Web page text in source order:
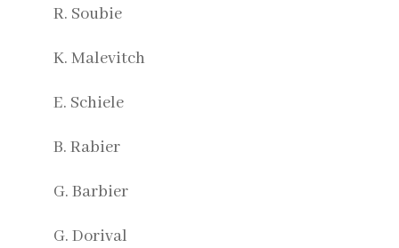
R. Soubie
K. Malevitch
E. Schiele
B. Rabier
G. Barbier
G. Dorival